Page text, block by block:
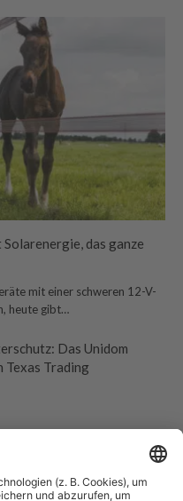
das ganze
mit einer schweren 12-V-
heute gibt…
Das Unidom
Texas Trading